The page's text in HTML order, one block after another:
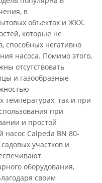
в
объектах и ЖКХ.
которые не
способных негативно
насоса. Помимо этого,
отсутствовать
и газообразные
температурах, так и при
при
и простой
Calpeda BN 80-
участков и
оборудования,
своим